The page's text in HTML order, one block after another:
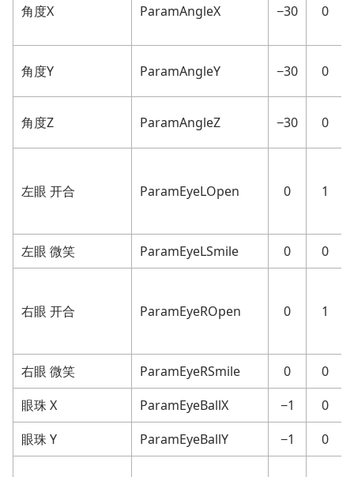
角度X ParamAngleX −30 0
角度Y ParamAngleY −30 0
角度Z ParamAngleZ −30 0
左眼 开合 ParamEyeLOpen 0 1
左眼 微笑 ParamEyeLSmile 0 0
右眼 开合 ParamEyeROpen 0 1
右眼 微笑 ParamEyeRSmile 0
0
眼珠 X
ParamEyeBallX −1
0
眼珠 Y
ParamEyeBallY −1 0